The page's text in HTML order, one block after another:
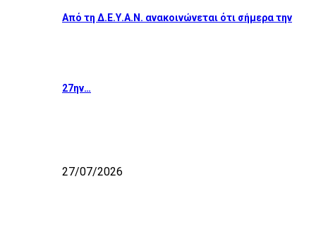
Από τη Δ.Ε.Υ.Α.Ν. ανακοινώνεται ότι σήμερα την
27ην…
27/07/2026